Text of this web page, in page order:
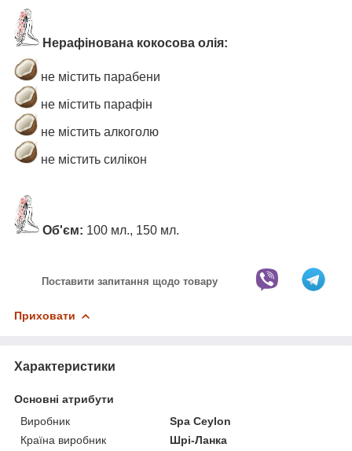
Нерафінована кокосова олія:
не містить парабени
не містить парафін
не містить алкоголю
не містить силікон
Об'єм: 100 мл., 150 мл.
Поставити запитання щодо товару
Приховати
Характеристики
Основні атрибути
Виробник
Spa Ceylon
Країна виробник
Шрі-Ланка